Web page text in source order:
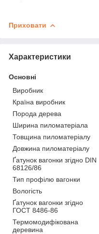
Приховати
Характеристики
Основні
Виробник
Країна виробник
Порода дерева
Ширина пиломатеріала
Товщина пиломатеріалу
Довжина пиломатеріалу
Ґатунок вагонки згідно DIN
68126/86
Тип профілю вагонки
Вологість
Ґатунок вагонки згідно
ГОСТ 8486-86
Термомодифікована
деревина